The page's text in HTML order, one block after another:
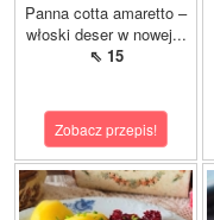
Panna cotta amaretto –
włoski deser w nowej...
⇖ 15
Zobacz przepis!